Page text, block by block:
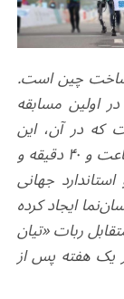
ساخت چین است.
اولین مسابقه
که در آن، این
ربات با طی کردن ۲۱.۰۹۷۵ کیلومتر ظرف ۲ ساعت و ۴۰ دقیقه و
جهانی
ایجاد کرده
ربات «تیان
یک هفته پس از